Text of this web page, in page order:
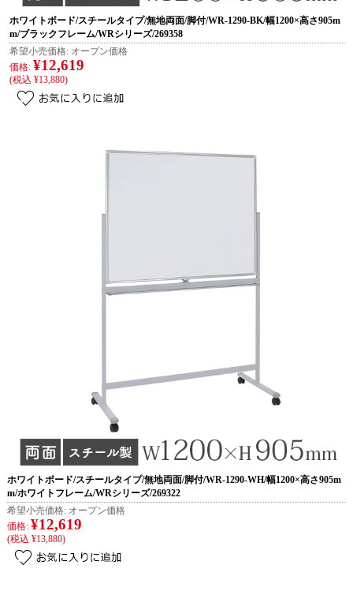
ホワイトボード/スチールタイプ/無地両面/脚付/WR-1290-BK/幅1200×高さ905m
m/ブラックフレーム/WRシリーズ/269358
希望小売価格: オープン価格
価格: ¥12,619
(税込 ¥13,880)
ホワイトボード/スチールタイプ/無地両面/脚付/WR-1290-WH/幅1200×高さ905m
m/ホワイトフレーム/WRシリーズ/269322
希望小売価格: オープン価格
価格: ¥12,619
(税込 ¥13,880)